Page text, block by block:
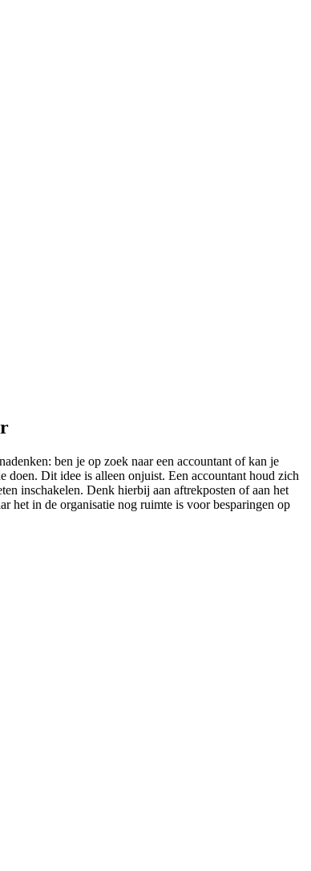
ben je op zoek naar een accountant of kan je
doen. Dit idee is alleen onjuist. Een accountant houd zich
inschakelen. Denk hierbij aan aftrekposten of aan het
het in de organisatie nog ruimte is voor besparingen op